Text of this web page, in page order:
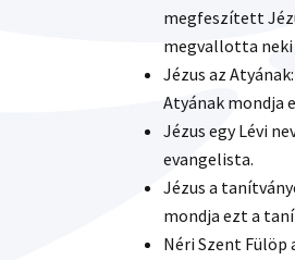
megfeszített
megvallotta
Jézus az Atyának:
Atyának mondja
Jézus egy Lévi
evangelista.
Jézus a
mondja ezt a
Néri Szent Fülöp